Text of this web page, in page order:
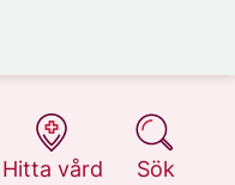
Hitta vård
på 1177.se
Sök
på 1177.se